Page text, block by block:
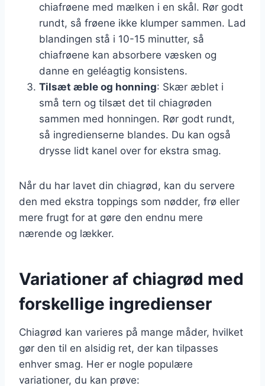
chiafrøene med mælken i en skål. Rør godt
rundt, så frøene ikke klumper sammen. Lad
blandingen stå i 10-15 minutter, så
chiafrøene kan absorbere væsken og
danne en geléagtig konsistens.
Tilsæt æble og honning: Skær æblet i
små tern og tilsæt det til chiagrøden
sammen med honningen. Rør godt rundt,
så ingredienserne blandes. Du kan også
drysse lidt kanel over for ekstra smag.
Når du har lavet din chiagrød, kan du servere
den med ekstra toppings som nødder, frø eller
mere frugt for at gøre den endnu mere
nærende og lækker.
Variationer af chiagrød med
forskellige ingredienser
Chiagrød kan varieres på mange måder, hvilket
gør den til en alsidig ret, der kan tilpasses
enhver smag. Her er nogle populære
variationer, du kan prøve: